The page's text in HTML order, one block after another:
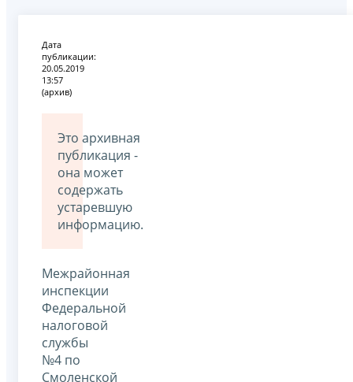
Дата
публикации:
20.05.2019
13:57
(архив)
Это архивная
публикация -
она может
содержать
устаревшую
информацию.
Межрайонная
инспекции
Федеральной
налоговой
службы
№4 по
Смоленской